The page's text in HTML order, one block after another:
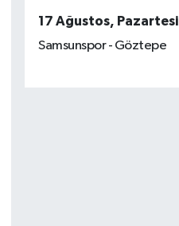
17 Ağustos, Pazartesi
Samsunspor - Göztepe